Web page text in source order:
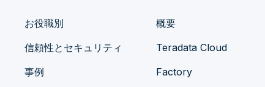
お役職別
信頼性とセキュリティ
事例
概要
Teradata Cloud
Factory